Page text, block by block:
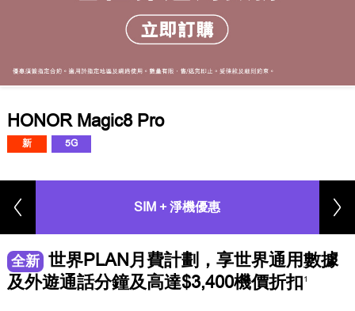
HONOR Magic8 Pro
新 5G
SIM + 淨機優惠
全新 世界PLAN月費計劃，享世界通用數據
及外遊通話分鐘及高達$3,400機價折扣 1